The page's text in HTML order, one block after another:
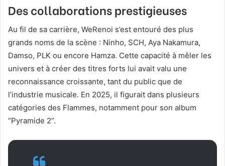
Des collaborations prestigieuses
Au fil de sa carrière, WeRenoi s’est entouré des plus
grands noms de la scène : Ninho, SCH, Aya Nakamura,
Damso, PLK ou encore Hamza. Cette capacité à mêler les
univers et à créer des titres forts lui avait valu une
reconnaissance croissante, tant du public que de
l’industrie musicale. En 2025, il figurait dans plusieurs
catégories des Flammes, notamment pour son album
“Pyramide 2”.